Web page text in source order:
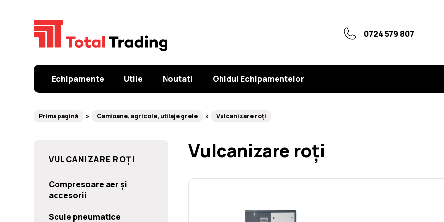
0724 579 807
Echipamente Utile Noutati Ghidul Echipamentelor
Prima pagină Camioane, agricole, utilaje grele Vulcanizare roți
VULCANIZARE ROȚI
Compresoare aer și
accesorii
Scule pneumatice
Vulcanizare roți